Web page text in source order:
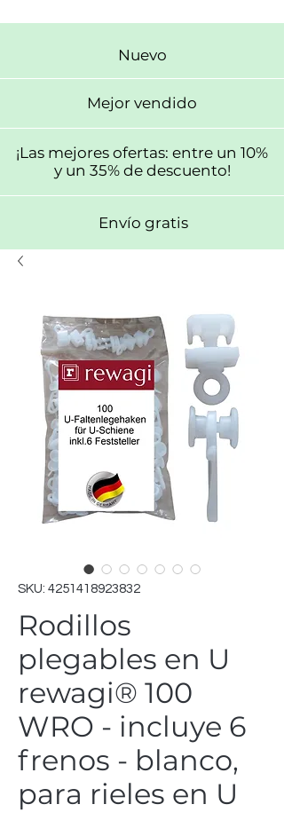
Nuevo
Mejor vendido
¡Las mejores ofertas: entre un 10%
y un 35% de descuento!
Envío gratis
SKU: 4251418923832
Rodillos
plegables en U
rewagi® 100
WRO - incluye 6
frenos - blanco,
para rieles en U